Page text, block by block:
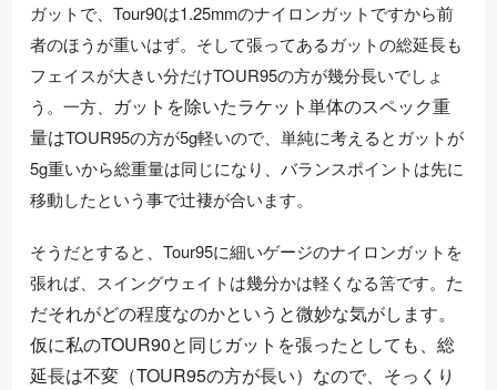
ガットで、Tour90は1.25mmのナイロンガットですから前
者のほうが重いはず。そして張ってあるガットの総延長も
フェイスが大きい分だけTOUR95の方が幾分長いでしょ
う。 一方、 ガットを除いたラケット単体のスペック重
量はTOUR95の方が5g軽いので、単純に考えるとガットが
5g重いから総重量は同じになり、バランスポイントは先に
移動したという事で辻褄が合います。
そうだとすると、Tour95に細いゲージのナイロンガットを
張れば、スイングウェイトは幾分かは軽くなる筈です。 た
だそれがどの程度なのかというと微妙な気がします。
仮に私のTOUR90と同じガットを張ったとしても、総
延長は不変（TOUR95の方が長い）なので、そっくり